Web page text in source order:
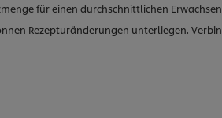
für einen durchschnittlichen
Rezepturänderungen unterliegen.